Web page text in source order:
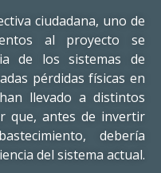
ciudadana, uno de
al proyecto se
de los sistemas de
pérdidas físicas en
llevado a distintos
que, antes de invertir
debería
del sistema actual.